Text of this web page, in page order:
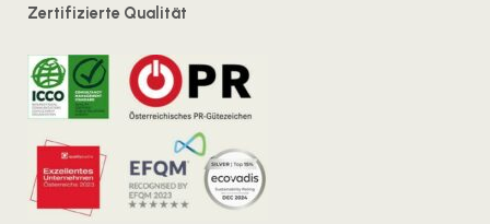
Zertifizierte Qualität